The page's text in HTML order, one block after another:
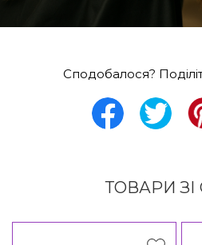
Сподобалося?
ТОВАРИ ЗІ